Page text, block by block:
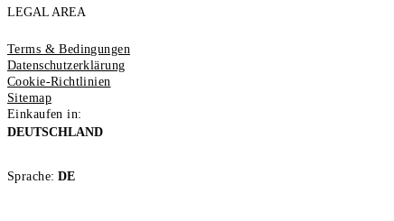
LEGAL AREA
Terms & Bedingungen
Datenschutzerklärung
Cookie-Richtlinien
Sitemap
Einkaufen in:
DEUTSCHLAND
Sprache: DE